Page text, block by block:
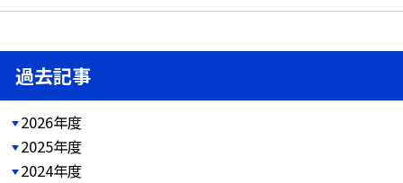
過去記事
2026年度
2025年度
2024年度